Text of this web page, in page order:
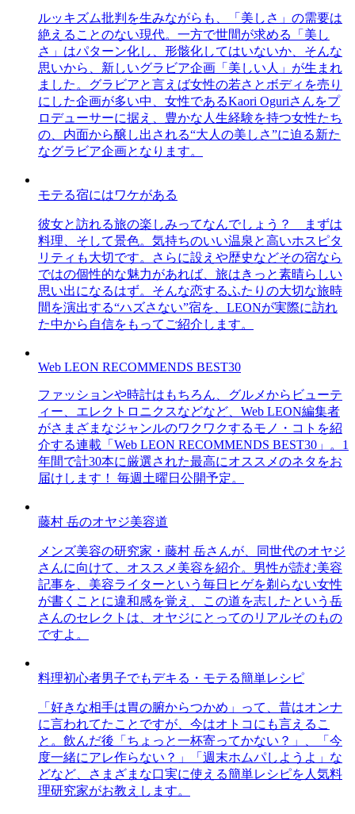
ルッキズム批判を生みながらも、「美しさ」の需要は
絶えることのない現代。一方で世間が求める「美し
さ」はパターン化し、形骸化してはいないか、そんな
思いから、新しいグラビア企画「美しい人」が生まれ
ました。グラビアと言えば女性の若さとボディを売り
にした企画が多い中、女性であるKaori Oguriさんをプ
ロデューサーに据え、豊かな人生経験を持つ女性たち
の、内面から醸し出される“大人の美しさ”に迫る新た
なグラビア企画となります。
モテる宿にはワケがある
彼女と訪れる旅の楽しみってなんでしょう？ まずは
料理、そして景色。気持ちのいい温泉と高いホスピタ
リティも大切です。さらに設えや歴史などその宿なら
ではの個性的な魅力があれば、旅はきっと素晴らしい
思い出になるはず。そんな恋するふたりの大切な旅時
間を演出する“ハズさない”宿を、LEONが実際に訪れ
た中から自信をもってご紹介します。
Web LEON RECOMMENDS BEST30
ファッションや時計はもちろん、グルメからビューテ
ィー、エレクトロニクスなどなど、Web LEON編集者
がさまざまなジャンルのワクワクするモノ・コトを紹
介する連載「Web LEON RECOMMENDS BEST30」。1
年間で計30本に厳選された最高にオススメのネタをお
届けします！ 毎週土曜日公開予定。
藤村 岳のオヤジ美容道
メンズ美容の研究家・藤村 岳さんが、同世代のオヤジ
さんに向けて、オススメ美容を紹介。男性が読む美容
記事を、美容ライターという毎日ヒゲを剃らない女性
が書くことに違和感を覚え、この道を志したという岳
さんのセレクトは、オヤジにとってのリアルそのもの
ですよ。
料理初心者男子でもデキる・モテる簡単レシピ
「好きな相手は胃の腑からつかめ」って、昔はオンナ
に言われてたことですが、今はオトコにも言えるこ
と。飲んだ後「ちょっと一杯寄ってかない？」、「今
度一緒にアレ作らない？」「週末ホムパしようよ」な
どなど、さまざまな口実に使える簡単レシピを人気料
理研究家がお教えします。